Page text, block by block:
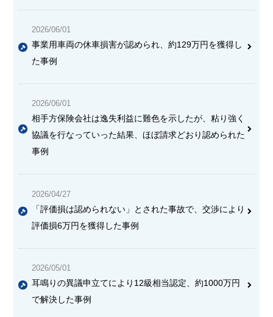
2026/06/01
事業用車両の休車損害が認められ、約129万円を獲得し
た事例
2026/06/01
相手方保険会社は逸失利益に難色を示したが、粘り強く
協議を行なっていった結果、ほぼ請求どおり認められた
事例
2026/04/27
「評価損は認められない」とされた事故で、交渉により
評価損6万円を獲得した事例
2026/05/01
耳鳴りの異議申立てにより12級相当認定、約1000万円
で解決した事例